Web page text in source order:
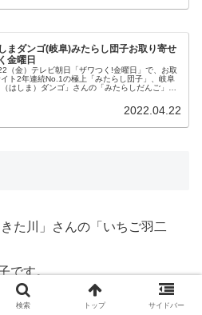
まダンゴ(岐阜)みたらし団子お取り寄せ
金曜日
（金）テレビ朝日「ザワつく!金曜日」で、お取
イト2年連続No.1の極上「みたらし団子」、岐阜
はしま）ダンゴ」さんの「みたらしだんご」の
2022.04.22
た川」さんの「いちご羽二
です。
検索 トップ サイドバー